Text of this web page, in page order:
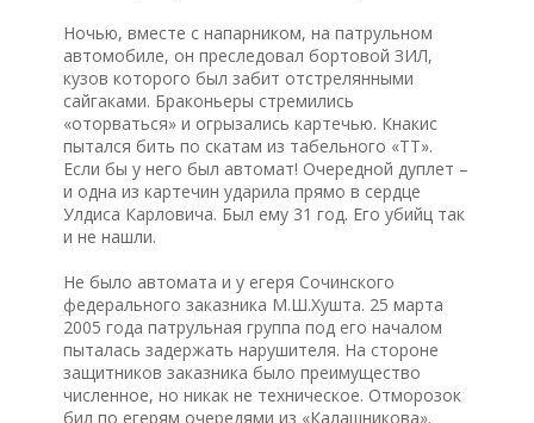
Ночью, вместе с напарником, на патрульном
автомобиле, он преследовал бортовой ЗИЛ,
кузов которого был забит отстрелянными
сайгаками. Браконьеры стремились
«оторваться» и огрызались картечью. Кнакис
пытался бить по скатам из табельного «ТТ».
Если бы у него был автомат! Очередной дуплет –
и одна из картечин ударила прямо в сердце
Улдиса Карловича. Был ему 31 год. Его убийц так
и не нашли.
Не было автомата и у егеря Сочинского
федерального заказника М.Ш.Хушта. 25 марта
2005 года патрульная группа под его началом
пыталась задержать нарушителя. На стороне
защитников заказника было преимущество
численное, но никак не техническое. Отморозок
бил по егерям очередями из «Калашникова».